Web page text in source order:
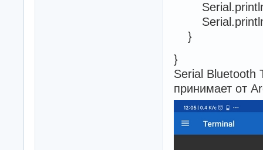
}
}
Serial Bluetooth
принимает от